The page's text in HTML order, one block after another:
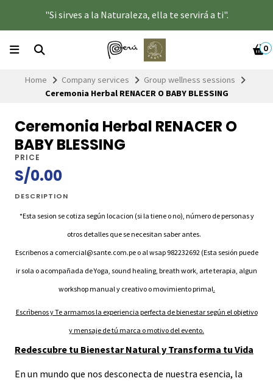
"Si sirves a la Naturaleza, ella te servirá a ti".
0
Home Company services
Group wellness sessions
Ceremonia Herbal RENACER O BABY BLESSING
Ceremonia Herbal RENACER O
BABY BLESSING
PRICE
S/0.00
DESCRIPTION
*Esta sesion se cotiza según locacion (si la tiene o no), número de personas y
otros detalles que se necesitan saber antes.
Escribenos a comercial@sante.com.pe o al wsap 982232692 (Esta sesión puede
ir sola o acompañada de Yoga, sound healing, breath work, arte terapia, algun
workshop manual y creativo o movimiento primal.
Escrìbenos y Te armamos la experiencia perfecta de bienestar según el objetivo
y mensaje de tú marca o motivo del evento.
Redescubre tu Bienestar Natural y Transforma tu Vida
En un mundo que nos desconecta de nuestra esencia, la